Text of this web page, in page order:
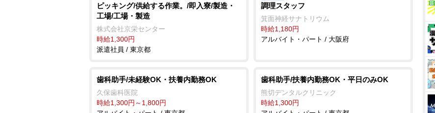
ピッキング/供給する作業。/即入寮/製造・
工場/工場・製造
株式会社京栄センター
時給1,300円
派遣社員 / 東京都
調理スタッフ
箕面神経サナトリウム
時給1,180円
アルバイト・パート / 大阪府
歯科助手/未経験OK・扶養内勤務OK
久保歯科医院
時給1,300円～1,800円
歯科助手/扶養内勤務OK・平日のみOK
熊切デンタルクリニック
時給1,300円